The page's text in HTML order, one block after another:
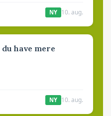
NY 10. aug.
have mere
NY 10. aug.